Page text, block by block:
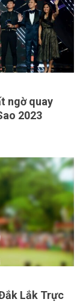
ngờ quay
2023
Lắk Trực